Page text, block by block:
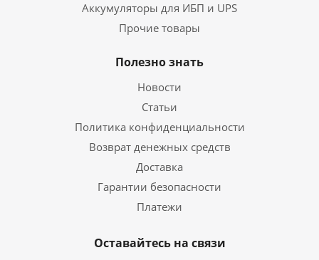
Аккумуляторы для ИБП и UPS
Прочие товары
Полезно знать
Новости
Статьи
Политика конфиденциальности
Возврат денежных средств
Доставка
Гарантии безопасности
Платежи
Оставайтесь на связи